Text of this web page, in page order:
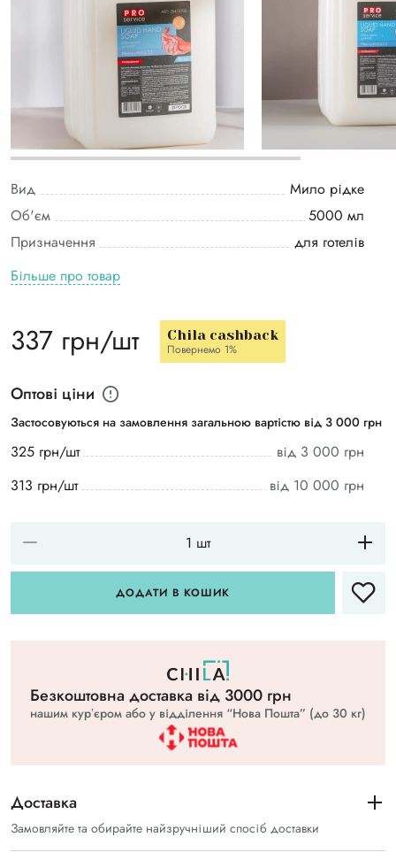
Вид
Мило рідке
Об'єм
5000 мл
Призначення
для готелів
Більше про товар
337 грн/шт Chila cashback
Повернемо 1%
Оптові ціни
Застосовуються на замовлення загальною вартістю від 3 000 грн
325 грн/шт
від 3 000 грн
313 грн/шт
від 10 000 грн
ДОДАТИ В КОШИК
Безкоштовна доставка вiд 3000 грн
нашим курʼєром або у відділення “Нова Пошта” (до 30 кг)
Доставка
Замовляйте та обирайте найзручніший спосіб доставки